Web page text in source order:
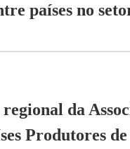
países no
da
Produtores de